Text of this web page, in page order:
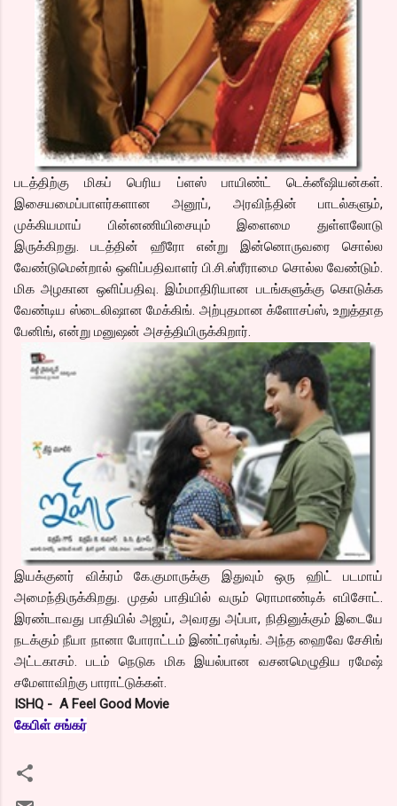
படத்திற்கு மிகப் பெரிய ப்ளஸ் பாயிண்ட் டெக்னீஷியன்கள்.
இசையமைப்பாளர்களான அனூப், அரவிந்தின் பாடல்களும்,
முக்கியமாய் பின்னணியிசையும் இளைமை துள்ளலோடு
இருக்கிறது.படத்தின் ஹீரோ என்று இன்னொருவரை சொல்ல
வேண்டுமென்றால் ஒளிப்பதிவாளர் பி.சி.ஸ்ரீராமை சொல்ல வேண்டும்.
மிக அழகான ஒளிப்பதிவு. இம்மாதிரியான படங்களுக்கு கொடுக்க
வேண்டிய ஸ்டைலிஷான மேக்கிங். அற்புதமான க்ளோசப்ஸ், உறுத்தாத
பேனிங், என்று மனுஷன் அசத்தியிருக்கிறார்.
இயக்குனர் விக்ரம் கே.குமாருக்கு இதுவும் ஒரு ஹிட் படமாய்
அமைந்திருக்கிறது. முதல் பாதியில் வரும் ரொமாண்டிக் எபிசோட்.
இரண்டாவது பாதியில் அஜய், அவரது அப்பா, நிதினுக்கும் இடையே
நடக்கும் நீயா நானா போராட்டம் இண்ட்ரஸ்டிங். அந்த ஹைவே சேசிங்
அட்டகாசம். படம் நெடுக மிக இயல்பான வசனமெழுதிய ரமேஷ்
சமேளாவிற்கு பாராட்டுக்கள்.
ISHQ - A Feel Good Movie
கேபிள் சங்கர்